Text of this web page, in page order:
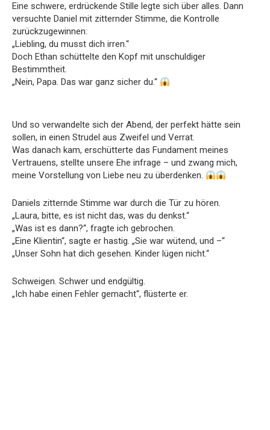
Eine schwere, erdrückende Stille legte sich über alles. Dann
versuchte Daniel mit zitternder Stimme, die Kontrolle
zurückzugewinnen:
„Liebling, du musst dich irren.“
Doch Ethan schüttelte den Kopf mit unschuldiger
Bestimmtheit.
„Nein, Papa. Das war ganz sicher du.“
Und so verwandelte sich der Abend, der perfekt hätte sein
sollen, in einen Strudel aus Zweifel und Verrat.
Was danach kam, erschütterte das Fundament meines
Vertrauens, stellte unsere Ehe infrage – und zwang mich,
meine Vorstellung von Liebe neu zu überdenken.
Daniels zitternde Stimme war durch die Tür zu hören.
„Laura, bitte, es ist nicht das, was du denkst.“
„Was ist es dann?“, fragte ich gebrochen.
„Eine Klientin“, sagte er hastig. „Sie war wütend, und –“
„Unser Sohn hat dich gesehen. Kinder lügen nicht.“
Schweigen. Schwer und endgültig.
„Ich habe einen Fehler gemacht“, flüsterte er.